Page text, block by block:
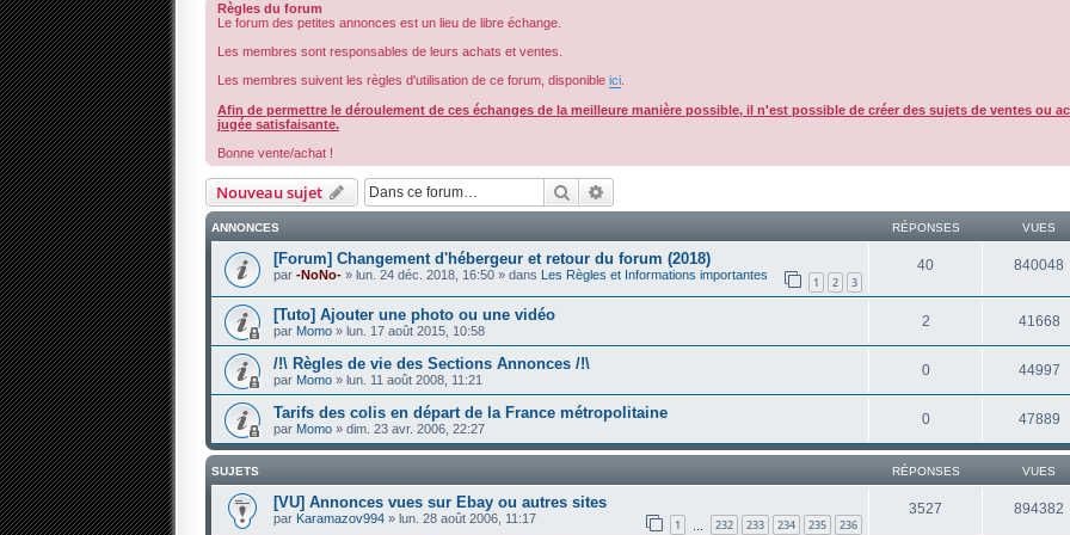
Règles du forum
Le forum des petites annonces est un lieu de libre échange.
Les membres sont responsables de leurs achats et ventes.
Les membres suivent les règles d'utilisation de ce forum, disponible ici
Afin de permettre le déroulement de ces échanges de la meilleure manière possible, il n'est possible de créer des sujets de ventes ou
jugée satisfaisante.
Bonne vente/achat !
Nouveau sujet Rechercher
ANNONCES RÉPONSES VUES
[Forum] Changement d'hébergeur et retour du forum (2018)
par -NoNo- » lun. 24 déc. 2018, 16:50 » dans Les Règles et Informations importantes 1 2 3
40 840048
[Tuto] Ajouter une photo ou une vidéo
par Momo » lun. 17 août 2015, 10:58
2 41668
/!\ Règles de vie des Sections Annonces /!\
par Momo » lun. 11 août 2008, 11:21
0 44997
Tarifs des colis en départ de la France métropolitaine
par Momo » dim. 23 avr. 2006, 22:27
0 47889
SUJETS RÉPONSES VUES
[VU] Annonces vues sur Ebay ou autres sites
par Karamazov994 » lun. 28 août 2006, 11:17 1 232 233 234 235 236
3527 894382